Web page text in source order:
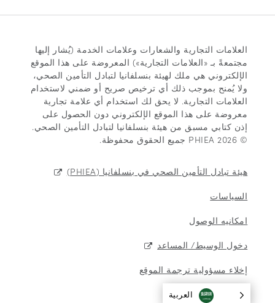
العلامات التجارية والشعارات وعلامات الخدمة (يُشار إليها
مجتمعةً بـ «العلامات التجارية») المعروضة على هذا الموقع
الإلكتروني هي ملك لهيئة بنسلفانيا لتبادل التأمين الصحي،
ولا يُمنح بموجب ذلك أي ترخيص صريح أو ضمني لاستخدام
العلامات التجارية. لا يحق لك استخدام أي علامة تجارية
معروضة على هذا الموقع الإلكتروني دون الحصول على
إذن كتابي مسبق من هيئة بنسلفانيا لتبادل التأمين الصحي.
© 2026 PHIEA جميع الحقوق محفوظة.
هيئة تبادل التأمين الصحي في بنسلفانيا (PHIEA)
السياسات
امكانيه الوصول
دخول الوسيط/ المساعد
إخلاء مسؤولية ترجمة الموقع
العربية‏